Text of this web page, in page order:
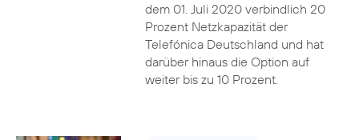
dem 01. Juli 2020 verbindlich 20
Prozent Netzkapazität der
Telefónica Deutschland und hat
darüber hinaus die Option auf
weiter bis zu 10 Prozent.